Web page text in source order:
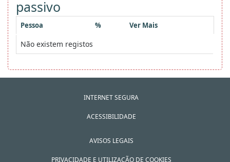
passivo
Pessoa % Ver Mais
Não existem registos
INTERNET SEGURA
ACESSIBILIDADE
AVISOS LEGAIS
PRIVACIDADE E UTILIZAÇÃO DE COOKIES